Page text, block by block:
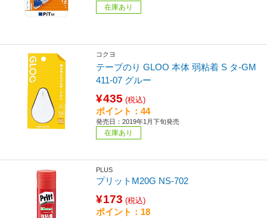
在庫あり
コクヨ
テープのり GLOO 本体 弱粘着 S タ-GM
411-07 グルー
¥435 (税込)
ポイント：44
発売日：2019年1月下旬発売
在庫あり
PLUS
プリットM20G NS-702
¥173 (税込)
ポイント：18